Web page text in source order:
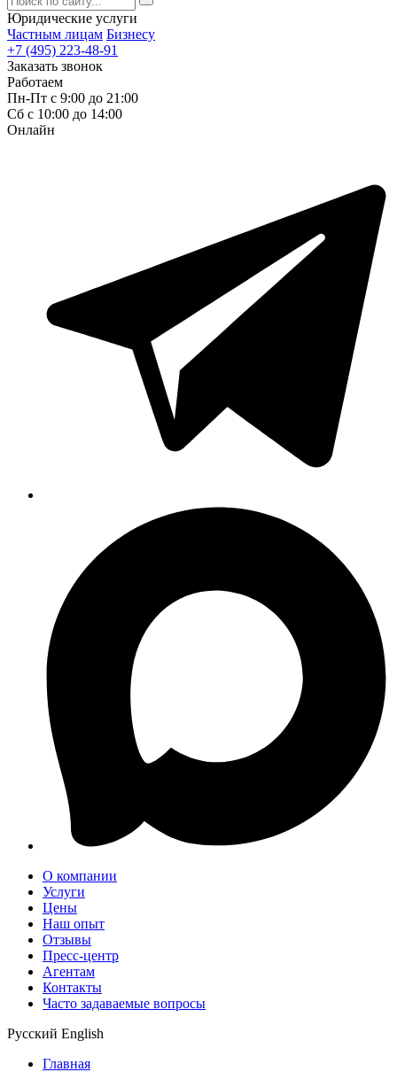
Юридические услуги
Частным лицам Бизнесу
+7 (495) 223-48-91
Заказать звонок
Работаем
Пн-Пт с 9:00 до 21:00
Сб с 10:00 до 14:00
Онлайн
О компании
Услуги
Цены
Наш опыт
Отзывы
Пресс-центр
Агентам
Контакты
Часто задаваемые вопросы
Русский English
Главная